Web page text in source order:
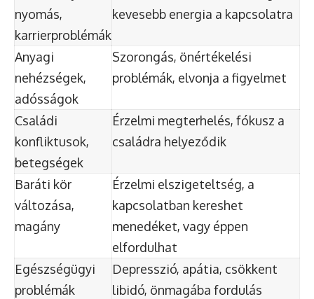
nyomás,
karrierproblémák
kevesebb energia a kapcsolatra
Anyagi
nehézségek,
adósságok
Szorongás, önértékelési
problémák, elvonja a figyelmet
Családi
konfliktusok,
betegségek
Érzelmi megterhelés, fókusz a
családra helyeződik
Baráti kör
változása,
magány
Érzelmi elszigeteltség, a
kapcsolatban kereshet
menedéket, vagy éppen
elfordulhat
Egészségügyi
problémák
Depresszió, apátia, csökkent
libidó, önmagába fordulás